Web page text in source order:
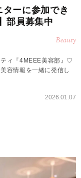
ーに参加でき
部員募集中
Beauty
ィ『4MEEE美容部』♡
容情報を一緒に発信し
2026.01.07